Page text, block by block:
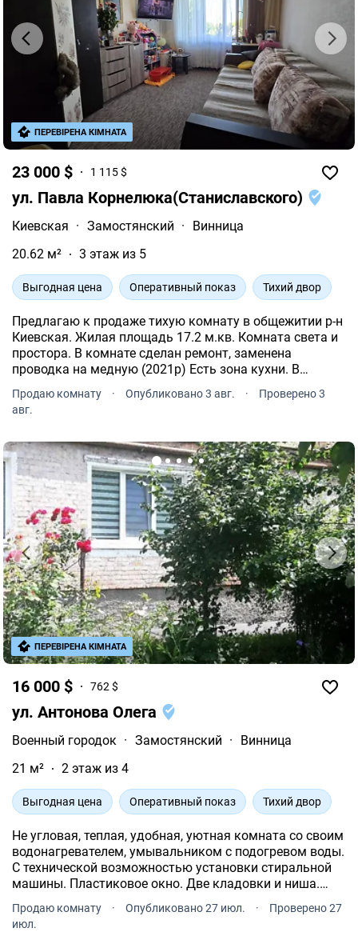
23 000 $ 1 115 $
ул. Павла Корнелюка(Станиславского)
Киевская · Замостянский ·
Винница
20.62 м²
3 этаж из 5
Выгодная цена Оперативный показ Тихий двор
Предлагаю к продаже тихую комнату в общежитии р-н
Киевская. Жилая площадь 17.2 м.кв. Комната света и
простора. В комнате сделан ремонт, заменена
проводка на медную (2021р) Есть зона кухни. В
встроенный шкаф и комод.
Продаю комнату · Опубликовано 3 авг. ·
Проверено 3
авг.
ПЕРЕВІРЕНА КІМНАТА
16 000 $ 762 $
ул. Антонова Олега
Военный городок · Замостянский ·
Винница
21 м²
2 этаж из 4
Выгодная цена Оперативный показ Тихий двор
Не угловая, теплая, удобная, уютная комната со своим
водонагревателем, умывальником с подогревом воды.
С технической возможностью установки стиральной
машины. Пластиковое окно. Две кладовки и ниша.
двор, все рядом. Секция на 6 комнат, проживают в 3-х.
Продаю комнату · Опубликовано 27 июл. ·
Проверено 27
июл.
ПЕРЕВІРЕНА КІМНАТА